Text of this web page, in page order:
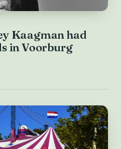
Kaagman had
in Voorburg